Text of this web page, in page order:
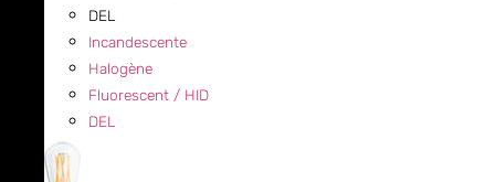
DEL
Incandescente
Halogène
Fluorescent / HID
DEL